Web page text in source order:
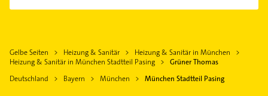
Bogenhausen
Freimann
Hadern
Gilching
Olching
Grünwald Kreis München
Rechtsanwalt
Krankengymnastik
Putzfrau
Maler
Gelbe Seiten Heizung & Sanitär
Heizung & Sanitär in München
Heizung & Sanitär in München Stadtteil Pasing
Grüner Thomas
Deutschland
Bayern München München Stadtteil Pasing